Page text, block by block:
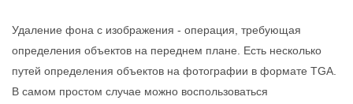
Удаление фона с изображения - операция, требующая
определения объектов на переднем плане. Есть несколько
путей определения объектов на фотографии в формате TGA.
В самом простом случае можно воспользоваться